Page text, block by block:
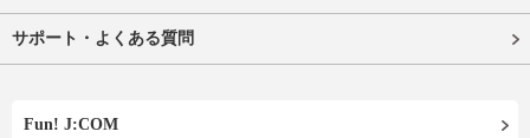
サポート・よくある質問
Fun! J:COM